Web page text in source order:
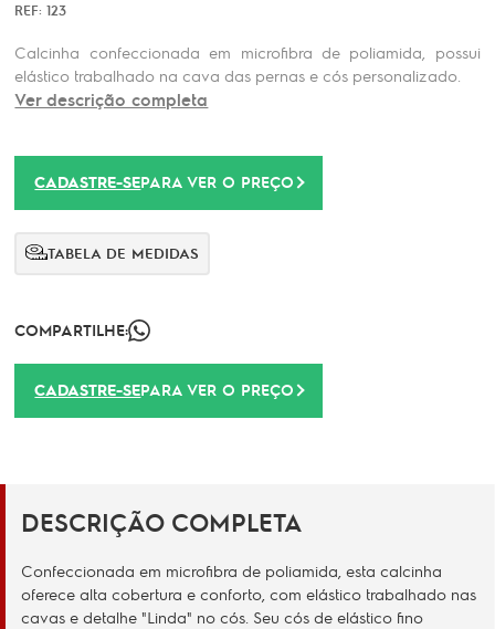
REF: 123
Calcinha confeccionada em microfibra de poliamida, possui
elástico trabalhado na cava das pernas e cós personalizado.
Ver descrição completa
CADASTRE-SEPARA VER O PREÇO
TABELA DE MEDIDAS
COMPARTILHE:
CADASTRE-SEPARA VER O PREÇO
DESCRIÇÃO COMPLETA
Confeccionada em microfibra de poliamida, esta calcinha
oferece alta cobertura e conforto, com elástico trabalhado nas
cavas e detalhe "Linda" no cós. Seu cós de elástico fino